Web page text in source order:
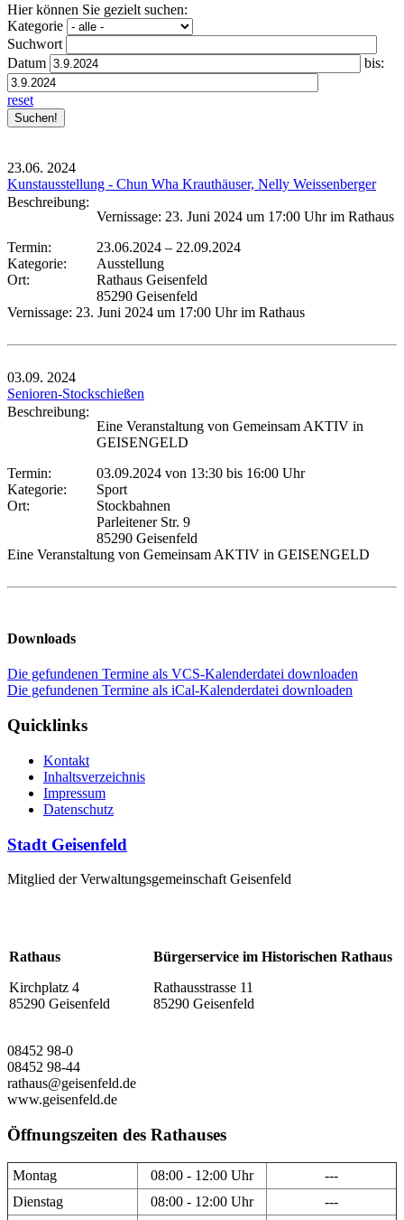
Hier können Sie gezielt suchen:
Kategorie
Suchwort
Datum
bis:
reset
23.06. 2024
Kunstausstellung - Chun Wha Krauthäuser, Nelly Weissenberger
Beschreibung:
Vernissage: 23. Juni 2024 um 17:00 Uhr im Rathaus
Termin:
23.06.2024 – 22.09.2024
Kategorie:
Ausstellung
Ort:
Rathaus Geisenfeld
85290 Geisenfeld
Vernissage: 23. Juni 2024 um 17:00 Uhr im Rathaus
03.09. 2024
Senioren-Stockschießen
Beschreibung:
Eine Veranstaltung von Gemeinsam AKTIV in
GEISENGELD
Termin:
03.09.2024 von 13:30 bis 16:00 Uhr
Kategorie:
Sport
Ort:
Stockbahnen
Parleitener Str. 9
85290 Geisenfeld
Eine Veranstaltung von Gemeinsam AKTIV in GEISENGELD
Downloads
Die gefundenen Termine als VCS-Kalenderdatei downloaden
Die gefundenen Termine als iCal-Kalenderdatei downloaden
Quicklinks
Kontakt
Inhaltsverzeichnis
Impressum
Datenschutz
Stadt Geisenfeld
Mitglied der Verwaltungsgemeinschaft Geisenfeld
Rathaus
Kirchplatz 4
85290 Geisenfeld
Bürgerservice im Historischen Rathaus
Rathausstrasse 11
85290 Geisenfeld
08452 98-0
08452 98-44
rathaus@geisenfeld.de
www.geisenfeld.de
Öffnungszeiten des Rathauses
Montag 08:00 - 12:00 Uhr
---
Dienstag
08:00 - 12:00 Uhr ---